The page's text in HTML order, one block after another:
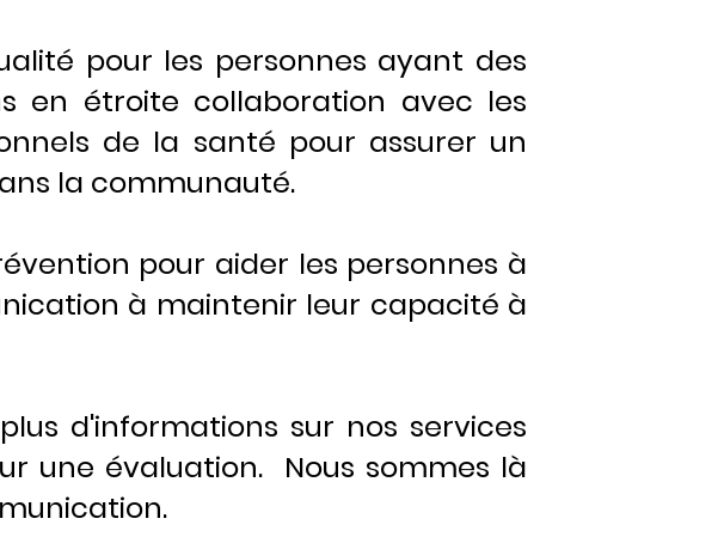
pour les personnes ayant des
en étroite collaboration avec les
de la santé pour assurer un
la communauté.
pour aider les personnes à
à maintenir leur capacité à
d'informations sur nos services
une évaluation. Nous sommes là